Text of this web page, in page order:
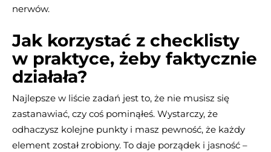
nerwów.
Jak korzystać z checklisty
w praktyce, żeby faktycznie
działała?
Najlepsze w liście zadań jest to, że nie musisz się
zastanawiać, czy coś pominąłeś. Wystarczy, że
odhaczysz kolejne punkty i masz pewność, że każdy
element został zrobiony. To daje porządek i jasność –